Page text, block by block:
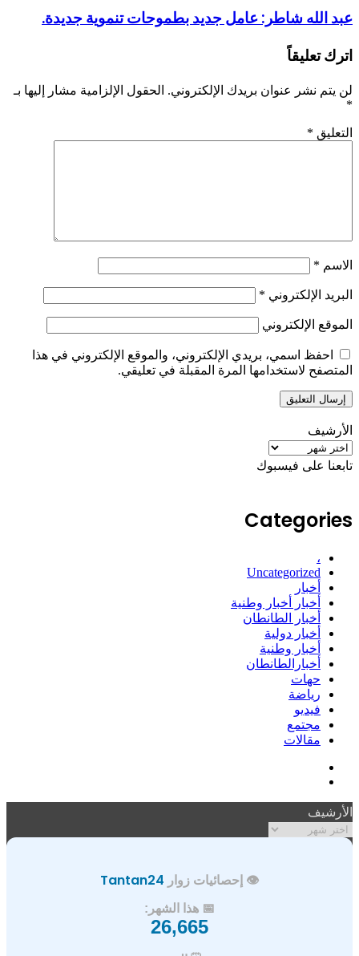
عبد الله شاطر: عامل جديد بطموحات تنموية جديدة.
اترك تعليقاً
لن يتم نشر عنوان بريدك الإلكتروني. الحقول الإلزامية مشار إليها بـ
*
التعليق *
الاسم *
البريد الإلكتروني *
الموقع الإلكتروني
احفظ اسمي، بريدي الإلكتروني، والموقع الإلكتروني في هذا
المتصفح لاستخدامها المرة المقبلة في تعليقي.
الأرشيف
الأرشيف
تابعنا على فيسبوك
Categories
،
Uncategorized
أخبار
أخبار أخبار وطنية
أخبار الطانطان
أخبار دولية
أخبار وطنية
أخبارالطانطان
حهات
رياضة
فيديو
مجتمع
مقالات
RSS
الأرشيف
الأرشيف
👁️ إحصائيات زوار Tantan24
📅 هذا الشهر:
26,665